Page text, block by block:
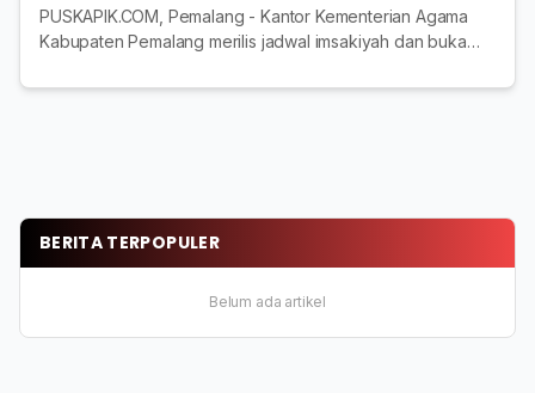
PUSKAPIK.COM, Pemalang - Kantor Kementerian Agama
Kabupaten Pemalang merilis jadwal imsakiyah dan buka
Ramadhan 1446 Hijriah / 2025 Masehi. Jadwal...
BERITA TERPOPULER
Belum ada artikel